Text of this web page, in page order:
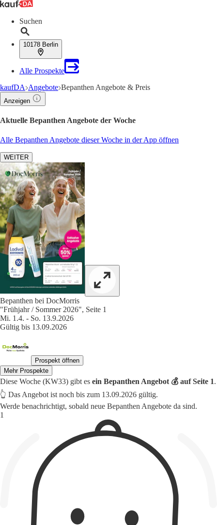
Suchen
10178 Berlin
Alle Prospekte
kaufDA Angebote Bepanthen Angebote & Preis
Anzeigen
Aktuelle Bepanthen Angebote der Woche
Alle Bepanthen Angebote dieser Woche in der App öffnen
WEITER
Bepanthen bei DocMorris
"Frühjahr / Sommer 2026", Seite 1
Mi. 1.4. - So. 13.9.2026
Gültig bis 13.09.2026
Prospekt öffnen
Mehr Prospekte
Diese Woche (KW33) gibt es ein Bepanthen Angebot 💰 auf Seite 1.
👆 Das Angebot ist noch bis zum 13.09.2026 gültig.
Werde benachrichtigt, sobald neue Bepanthen Angebote da sind.
1